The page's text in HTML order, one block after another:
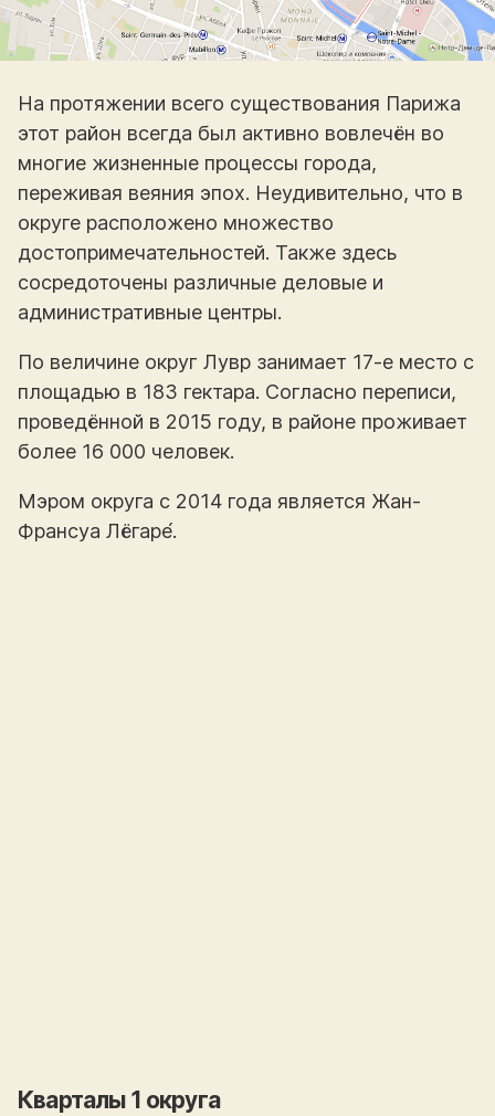
На протяжении всего существования Парижа
этот район всегда был активно вовлечён во
многие жизненные процессы города,
переживая веяния эпох. Неудивительно, что в
округе расположено множество
достопримечательностей. Также здесь
сосредоточены различные деловые и
административные центры.
По величине округ Лувр занимает 17-е место с
площадью в 183 гектара. Согласно переписи,
проведённой в 2015 году, в районе проживает
более 16 000 человек.
Мэром округа с 2014 года является Жан-
Франсуа Лёгаре́.
Кварталы 1 округа